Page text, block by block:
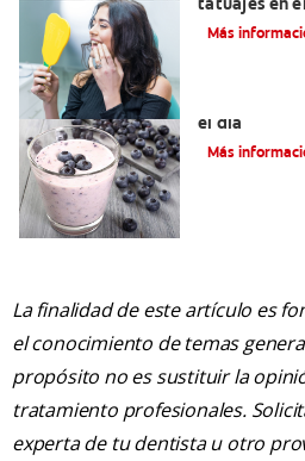
Más
el día
Más
La finalidad de este artículo es
el conocimiento de temas
propósito no es sustituir la
tratamiento profesionales.
experta de tu dentista u otro